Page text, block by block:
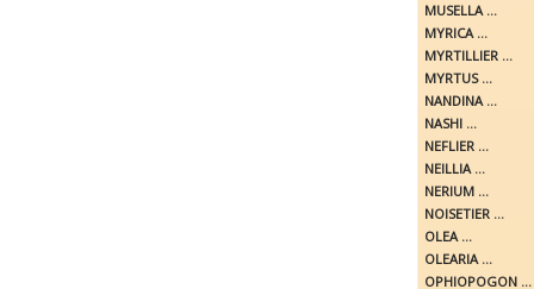
MUSELLA ...
MYRICA ...
MYRTILLIER ...
MYRTUS ...
NANDINA ...
NASHI ...
NEFLIER ...
NEILLIA ...
NERIUM ...
NOISETIER ...
OLEA ...
OLEARIA ...
OPHIOPOGON ...